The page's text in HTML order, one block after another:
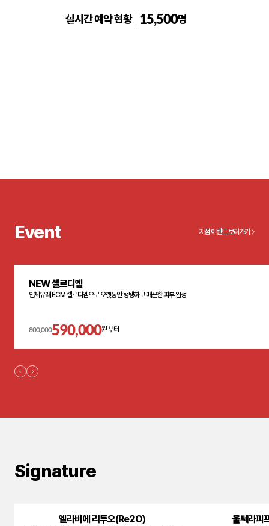
톡스앤필의원 천안신부점
실시간 예약 현황 15,500명
Event 지점 이벤트 보러가기
NEW 셀르디엠
인체유래 ECM 셀르디엠으로 오랫동안 탱탱하고 매끈한 피부 완성
800,000590,000원 부터
Signature
엘라비에 리투오(Re2O) 울쎄라피